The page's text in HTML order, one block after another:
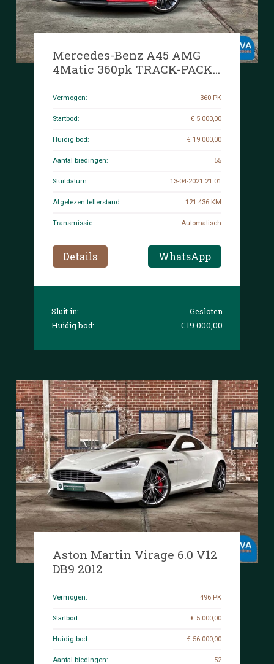
Mercedes-Benz A45 AMG
4Matic 360pk TRACK-PACK
XBZ-85
Vermogen: 360 PK
Startbod: € 5 000,00
Huidig bod: € 19 000,00
Aantal biedingen: 55
Sluitdatum: 13-04-2021 21:01
Afgelezen tellerstand: 121.436 KM
Transmissie: Automatisch
Details WhatsApp
Sluit in:
Gesloten
Huidig bod:
€ 19 000,00
Aston Martin Virage 6.0 V12
DB9 2012
Vermogen: 496 PK
Startbod: € 5 000,00
Huidig bod: € 56 000,00
Aantal biedingen: 52